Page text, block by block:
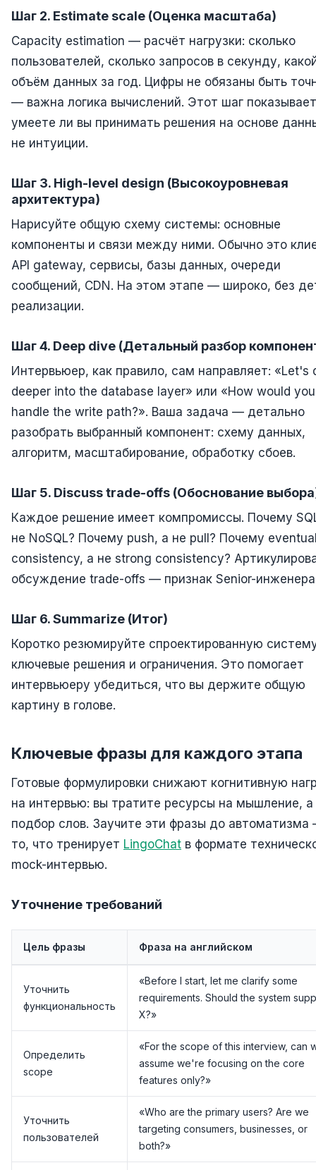
Шаг 2. Estimate scale (Оценка масштаба)
Capacity estimation — расчёт нагрузки: сколько
пользователей, сколько запросов в секунду,
объём данных за год. Цифры не обязаны быть
— важна логика вычислений. Этот шаг
умеете ли вы принимать решения на основе
не интуиции.
Шаг 3. High-level design (Высокоуровневая
архитектура)
Нарисуйте общую схему системы: основные
компоненты и связи между ними. Обычно это
API gateway, сервисы, базы данных, очереди
сообщений, CDN. На этом этапе — широко, без
реализации.
Шаг 4. Deep dive (Детальный разбор
Интервьюер, как правило, сам направляет: «Let's
deeper into the database layer» или «How would you
handle the write path?». Ваша задача — детально
разобрать выбранный компонент: схему данных,
алгоритм, масштабирование, обработку сбоев.
Шаг 5. Discuss trade-offs (Обоснование
Каждое решение имеет компромиссы. Почему
не NoSQL? Почему push, а не pull? Почему
consistency, а не strong consistency?
обсуждение trade-offs — признак Senior-
Шаг 6. Summarize (Итог)
Коротко резюмируйте спроектированную
ключевые решения и ограничения. Это помогает
интервьюеру убедиться, что вы держите общую
картину в голове.
Ключевые фразы для каждого этапа
Готовые формулировки снижают когнитивную
на интервью: вы тратите ресурсы на мышление, а
подбор слов. Заучите эти фразы до автоматизма
то, что тренирует LingoChat в формате
mock-интервью.
Уточнение требований
Цель фразы Фраза на английском
Уточнить
функциональность
«Before I start, let me clarify some
requirements. Should the system
X?»
Определить
scope
«For the scope of this interview, can
assume we're focusing on the core
features only?»
Уточнить
пользователей
«Who are the primary users? Are we
targeting consumers, businesses, or
both?»